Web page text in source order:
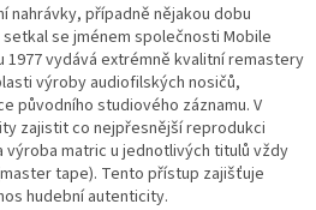
nahrávky, případně nějakou dobu
se jménem společnosti Mobile
1977 vydává extrémně kvalitní remastery
výroby audiofilských nosičů,
původního studiového záznamu. V
zajistit co nejpřesnější reprodukci
výroba matric u jednotlivých titulů vždy
tape). Tento přístup zajišťuje
hudební autenticity.